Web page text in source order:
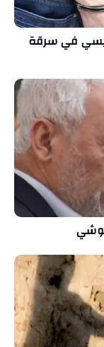
في سرقة